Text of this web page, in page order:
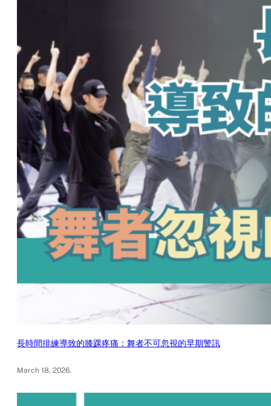
長時間排練導致的膝踝疼痛：舞者不可忽視的早期警訊
March 18, 2026.